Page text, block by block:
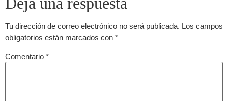
Tu dirección de correo electrónico no será publicada. Los campos
obligatorios están marcados con *
Comentario *